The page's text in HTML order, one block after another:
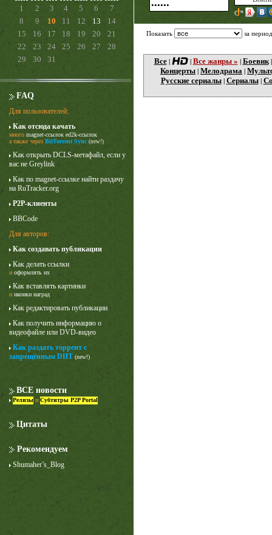
1
2 3 4 5 6
7
8
9 10 11 12 13
14
15
16 17 18 19 20
21
22
23 24 25 26 27
28
29
30 31
FAQ
Для пользователей:
Как отсюда качать
много magnet-ссылок ed2k-ссылок
а также через BitTorrent Sync (new!)
Как открыть DCLS-метафайл, если у
вас не Greylink
Как по magnet-ссылке найти раздачу
на RuTracker.org
P2P-клиенты
BBCode
Для авторов:
Как создавать публикации
Как делать ссылки
и оформлять их
Как вставлять картинки
и иконки наград
Как редактировать публикации
Как получить информацию о
видеофайле или DVD-видео
Как раздать торрент с
запрещённым DHT (new!)
ВСЕ новости
Релизы и Субтитры P2P Portal
Цитаты
Рекомендуем
Shumaher’s_Blog
Показать за
Все| | Все жанры » Боевик
Концерты Мелодрама
Русские сериалы| Сериалы|